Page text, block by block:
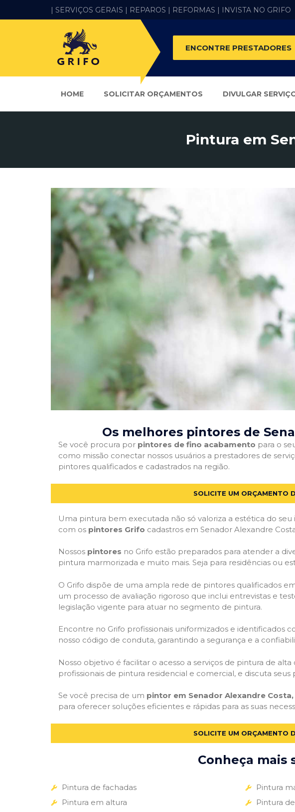
| SERVIÇOS GERAIS | REPAROS | REFORMAS | INVISTA NO GRIFO
ENCONTRE PRESTADORES
HOME SOLICITAR ORÇAMENTOS DIVULGAR
Pintura em
Os melhores pintores de
Se você procura por pintores de fino acabamento para o
como missão conectar nossos usuários a prestadores de
pintores qualificados e cadastrados na região.
SOLICITE UM ORÇAMENTO
Uma pintura bem executada não só valoriza a estética do
com os pintores Grifo cadastros em Senador Alexandre
Nossos pintores no Grifo estão preparados para atender a
pintura marmorizada e muito mais. Seja para residências ou
O Grifo dispõe de uma ampla rede de pintores qualificados
um processo de avaliação rigoroso que inclui entrevistas e
legislação vigente para atuar no segmento de pintura.
Encontre no Grifo profissionais uniformizados e
nosso código de conduta, garantindo a segurança e a
Nosso objetivo é facilitar o acesso a serviços de pintura de
profissionais de pintura residencial e comercial, e discuta
Se você precisa de um pintor em Senador Alexandre Costa,
para oferecer soluções eficientes e rápidas para as suas
SOLICITE UM ORÇAMENTO
Conheça mais
Pintura de fachadas
Pintura em altura
Pintura
Pintura